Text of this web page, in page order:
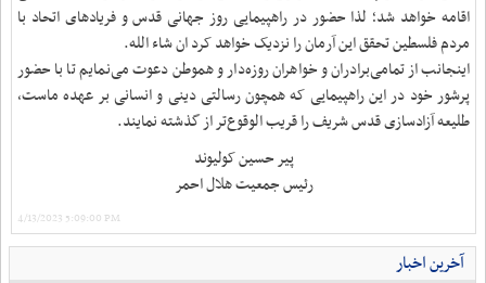
اقامه خواهد شد؛ لذا ‏حضور در راهپیمایی روز جهانی قدس و فریادهای اتحاد با
مردم فلسطین تحقق ‏این آرمان را نزدیک خواهد کرد ان شاء الله.‏
اینجانب از تمامی‌برادران و خواهران روزه‌دار و هموطن دعوت می‌نمایم تا با ‏حضور
پرشور خود در این راهپیمایی که همچون رسالتی دینی و انسانی بر عهده ماست،
‏طلیعه آزادسازی قدس شریف را قریب الوقوع‌تر از گذشته نمایند.‏
پیر حسین کولیوند
رئیس جمعیت هلال احمر
4/13/2023 5:09:00 PM
آخرین اخبار